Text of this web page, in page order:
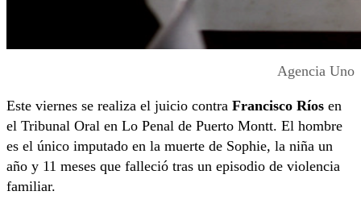
Agencia Uno
Este viernes se realiza el juicio contra Francisco Ríos en
el Tribunal Oral en Lo Penal de Puerto Montt. El hombre
es el único imputado en la muerte de Sophie, la niña un
año y 11 meses que falleció tras un episodio de violencia
familiar.